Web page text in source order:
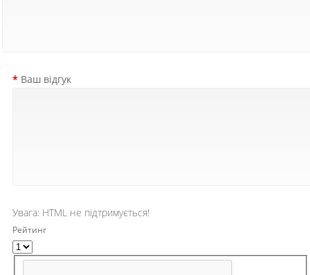
Ваш відгук
Увага: HTML не підтримується!
Рейтинг